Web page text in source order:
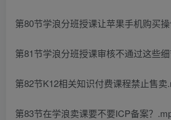
第80节学浪分班授课让苹果手机购买
第81节学浪分班授课审核不通过这些
第82节K12相关知识付费课程禁止售卖
第83节在学浪卖课要不要ICP备案？